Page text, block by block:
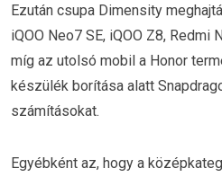
Ezután csupa Dimensity
iQOO Neo7 SE, iQOO Z8, Redmi
míg az utolsó mobil a Honor
készülék borítása alatt
számításokat.
Egyébként az, hogy a